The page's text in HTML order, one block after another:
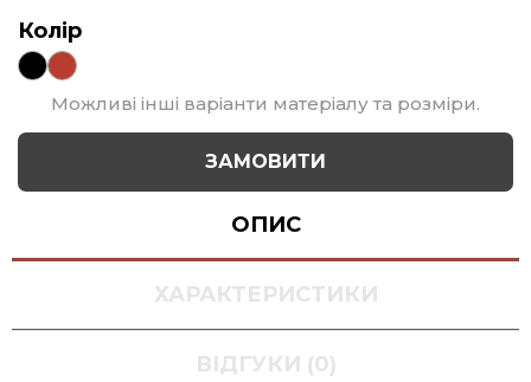
Колір
Можливі інші варіанти матеріалу та розміри.
ЗАМОВИТИ
ОПИС
ХАРАКТЕРИСТИКИ
ВІДГУКИ (0)